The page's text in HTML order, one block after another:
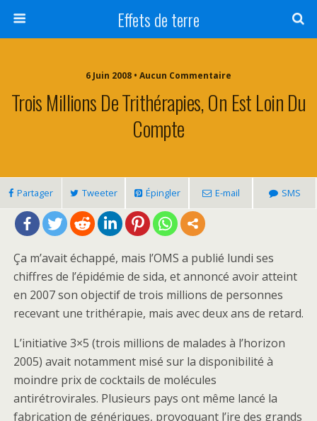
Effets de terre
6 Juin 2008 • Aucun Commentaire
Trois Millions De Trithérapies, On Est Loin Du
Compte
Partager Tweeter Épingler E-mail SMS
Ça m’avait échappé, mais l’OMS a publié lundi ses
chiffres de l’épidémie de sida, et annoncé avoir atteint
en 2007 son objectif de trois millions de personnes
recevant une trithérapie, mais avec deux ans de retard.
L’initiative 3×5 (trois millions de malades à l’horizon
2005) avait notamment misé sur la disponibilité à
moindre prix de cocktails de molécules
antirétrovirales. Plusieurs pays ont même lancé la
fabrication de génériques, provoquant l’ire des grands